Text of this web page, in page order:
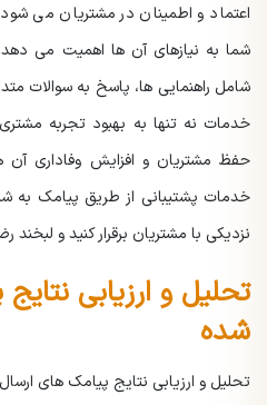
اعتماد و اطمینان در مشتریان می
شما به نیازهای آن ها اهمیت می
شامل راهنمایی ها، پاسخ به سوالات
خدمات نه تنها به بهبود تجربه
حفظ مشتریان و افزایش وفاداری آن
خدمات پشتیبانی از طریق پیامک به
نزدیکی با مشتریان برقرار کنید و لبخند
تحلیل و ارزیابی
شده
تحلیل و ارزیابی نتایج پیامک های